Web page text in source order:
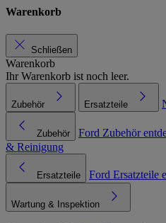
Warenkorb
Schließen
Warenkorb
Ihr Warenkorb ist noch leer.
Zubehör Ersatzteile
Zubehör Ford Zubehör
& Reinigung
Ersatzteile Ford Ersatzteile
Wartung & Inspektion